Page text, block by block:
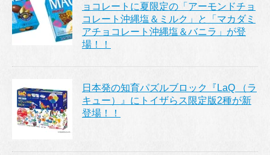
ョコレートに夏限定の「アーモンドチョ
コレート沖縄塩＆ミルク」と「マカダミ
アチョコレート沖縄塩＆バニラ」が登
場！！
日本発の知育パズルブロック『LaQ （ラ
キュー）』にトイザらス限定版2種が新
登場！！